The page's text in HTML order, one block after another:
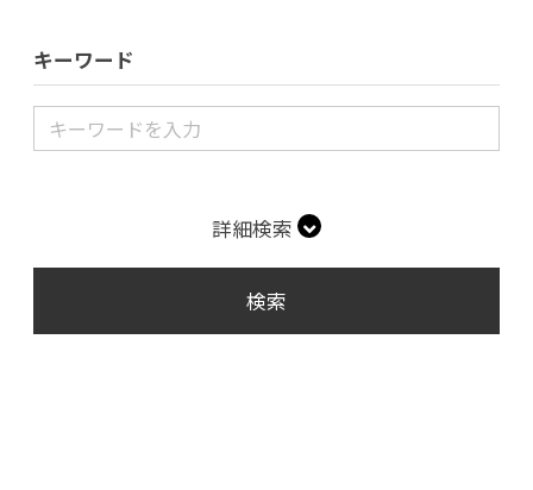
キーワード
詳細検索
検索